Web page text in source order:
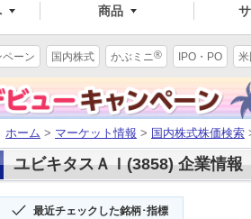
商品
ペーン 国内株式 かぶミニ® IPO・PO
ホーム > マーケット情報 > 国内株式株価検索
ユビキタスＡＩ(3858) 企業情報
最近チェックした銘柄･指標